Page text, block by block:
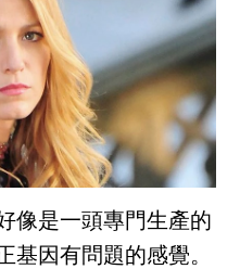
像是一頭專門生產的
基因有問題的感覺。